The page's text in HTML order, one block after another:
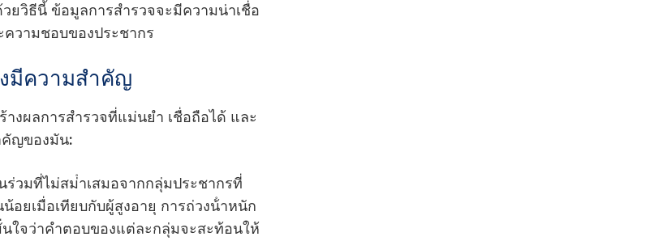
วิธีนี้ ข้อมูลการสํารวจจะมีความน่าเชื่อ
วามชอบของประชากร
มีความสําคัญ
งผลการสํารวจที่แม่นยํา เชื่อถือได้ และ
คัญของมัน:
ร่วมที่ไม่สม่ําเสมอจากกลุ่มประชากรที่
ยเมื่อเทียบกับผู้สูงอายุ การถ่วงน้ําหนัก
ใจว่าคําตอบของแต่ละกลุ่มจะสะท้อนให้